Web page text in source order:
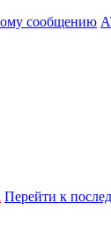
сообщению
Перейти к